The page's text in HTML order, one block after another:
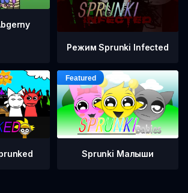
Режим Sprunki Infected
Sprunki Малыши